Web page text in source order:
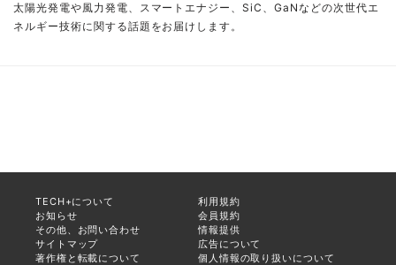
太陽光発電や風力発電、スマートエナジー、SiC、GaNなどの次世代エ
ネルギー技術に関する話題をお届けします。
TECH+について
利用規約
お知らせ
会員規約
その他、お問い合わせ
情報提供
サイトマップ
広告について
著作権と転載について
個人情報の取り扱いについて